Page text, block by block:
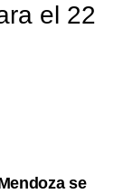
el 22
se